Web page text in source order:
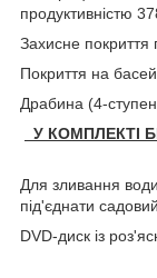
продуктивністю
Захисне
Покриття на
Драбина (4-
У
Для зливання
під'єднати
DVD-диск із